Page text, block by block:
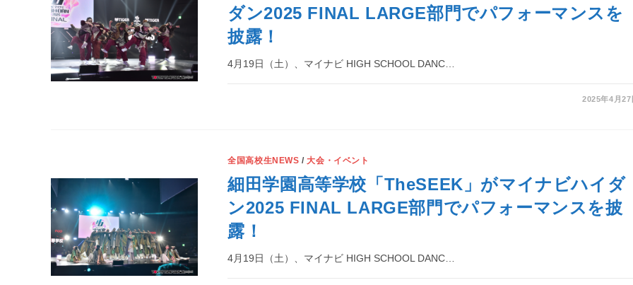
ダン2025 FINAL LARGE部門でパフォーマンスを
披露！
4月19日（土）、マイナビ HIGH SCHOOL DANC…
2025年4月27
全国高校生NEWS /大会・イベント
細田学園高等学校「TheSEEK」がマイナビハイダ
ン2025 FINAL LARGE部門でパフォーマンスを披
露！
4月19日（土）、マイナビ HIGH SCHOOL DANC…